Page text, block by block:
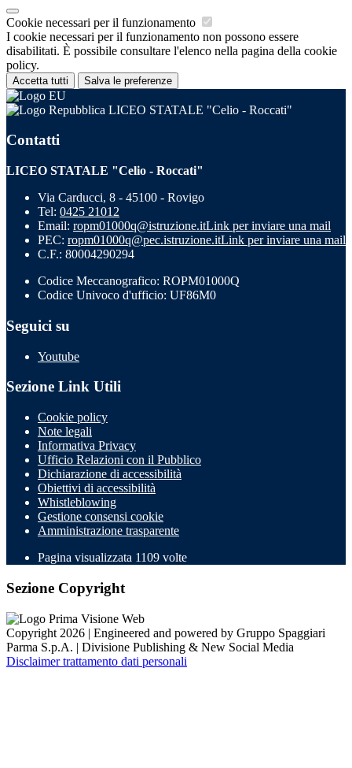
Cookie necessari per il funzionamento
I cookie necessari per il funzionamento non possono essere
disabilitati. È possibile consultare l'elenco nella pagina della cookie
policy.
Accetta tutti Salva le preferenze
LICEO STATALE "Celio - Roccati"
Contatti
LICEO STATALE "Celio - Roccati"
Via Carducci, 8 - 45100 - Rovigo
Tel: 0425 21012
Email: ropm01000q@istruzione.itLink per inviare una mail
PEC: ropm01000q@pec.istruzione.itLink per inviare una mail
C.F.: 80004290294
Codice Meccanografico: ROPM01000Q
Codice Univoco d'ufficio: UF86M0
Seguici su
Youtube
Sezione Link Utili
Cookie policy
Note legali
Informativa Privacy
Ufficio Relazioni con il Pubblico
Dichiarazione di accessibilità
Obiettivi di accessibilità
Whistleblowing
Gestione consensi cookie
Amministrazione trasparente
Pagina visualizzata 1109 volte
Sezione Copyright
Copyright 2026 | Engineered and powered by Gruppo Spaggiari
Parma S.p.A. | Divisione Publishing & New Social Media
Disclaimer trattamento dati personali